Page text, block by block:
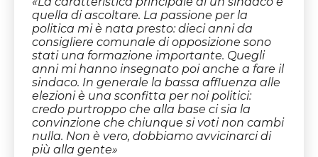
quella di ascoltare. La passione per la
politica mi è nata presto: dieci anni da
consigliere comunale di opposizione sono
stati una formazione importante. Quegli
anni mi hanno insegnato poi anche a fare il
sindaco. In generale la bassa affluenza alle
elezioni è una sconfitta per noi politici:
credo purtroppo che alla base ci sia la
convinzione che chiunque si voti non cambi
nulla. Non è vero, dobbiamo avvicinarci di
più alla gente»